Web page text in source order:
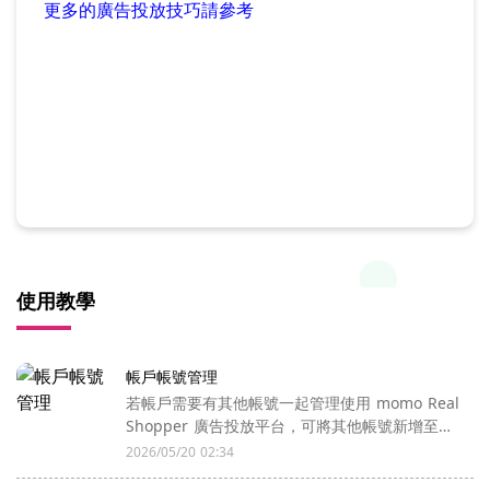
更多的廣告投放技巧請參考
使用教學
帳戶帳號管理
若帳戶需要有其他帳號一起管理使用 momo Real
Shopper 廣告投放平台，可將其他帳號新增至帳
號管理。
2026/05/20 02:34